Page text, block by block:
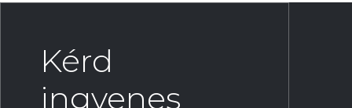
Kérd
ingyenes